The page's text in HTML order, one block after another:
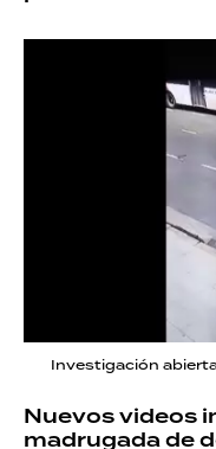
Investigación
Nuevos videos
madrugada de